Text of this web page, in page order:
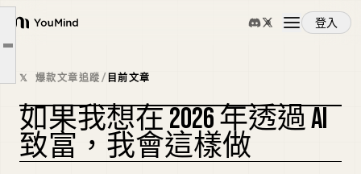
YouMind
登入
概覽
使用案例
路徑一：分發策略
路徑三：產品策略
最後想法
𝕏 爆款文章追蹤/ 目前文章
複刻封面
如果我想在 2026 年透過 AI
致富，我會這樣做